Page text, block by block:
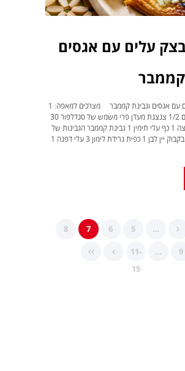
עלים עם אגסים
קממבר
מאפה בצק עלים עם אגסים וגבינת קממבר מצרכים למאפה: 1
חבילה בצק עלים 1/2 צנצנת מעדן פרי משמש של סנדלפור 30
גרם חמאה 1 ביצה 1 כף עלי תימין 1 גבינת קממבר הגבינות של
נני לאגסים: 1 בקבוק יין לבן 1 כפית גרידת לימון 3 עלי דפנה 1
…
5
6
7
8
9
…
11-
15